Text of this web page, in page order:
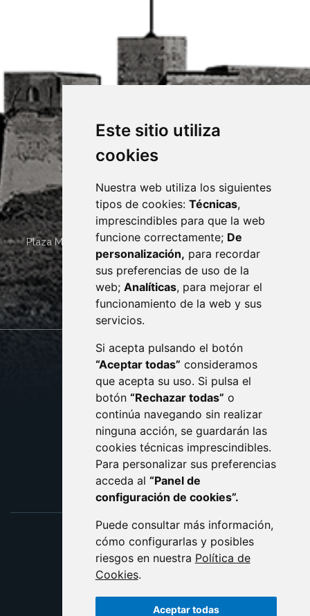
Este sitio utiliza
cookies
Nuestra web utiliza los siguientes
tipos de cookies: Técnicas,
imprescindibles para que la web
funcione correctamente; De
personalización, para recordar
sus preferencias de uso de la
web; Analíticas, para mejorar el
funcionamiento de la web y sus
servicios.
Si acepta pulsando el botón
“Aceptar todas” consideramos
que acepta su uso. Si pulsa el
botón “Rechazar todas” o
continúa navegando sin realizar
ninguna acción, se guardarán las
cookies técnicas imprescindibles.
Para personalizar sus preferencias
acceda al “Panel de
configuración de cookies”.
Puede consultar más información,
cómo configurarlas y posibles
riesgos en nuestra Política de
Cookies.
Aceptar todas
Plaza Mayor 4 22400 MONZÓN - ARAGÓN (ESPAÑA)
· (34) 974 400 700 ·
sac@monzon.es
monzon.es
CONTACTO
AVISO LEGAL
PROTECCIÓN DE DATOS
POLÍTICA DE COOKIES
ACCESIBILIDAD
ENLACE EXTERNO AL